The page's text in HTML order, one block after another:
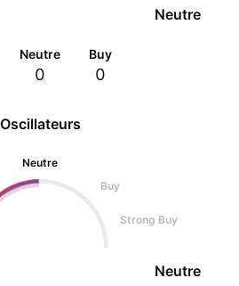
Oscillateurs
Neutre
Buy
Strong Buy
Neutre
Neutre
Neutre
0
Buy
0